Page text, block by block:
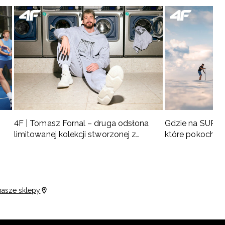
4F | Tomasz Fornal – druga odsłona
limitowanej kolekcji stworzonej z
Gdzie na SUP
które
sklepy